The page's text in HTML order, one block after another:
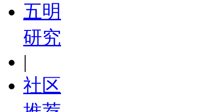
五明
研究
|
社区